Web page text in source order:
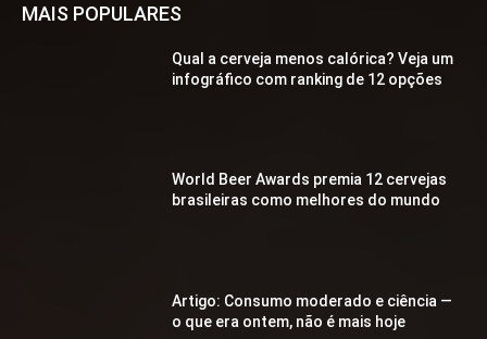
MAIS POPULARES
Qual a cerveja menos calórica? Veja um
infográfico com ranking de 12 opções
World Beer Awards premia 12 cervejas
brasileiras como melhores do mundo
Artigo: Consumo moderado e ciência —
o que era ontem, não é mais hoje